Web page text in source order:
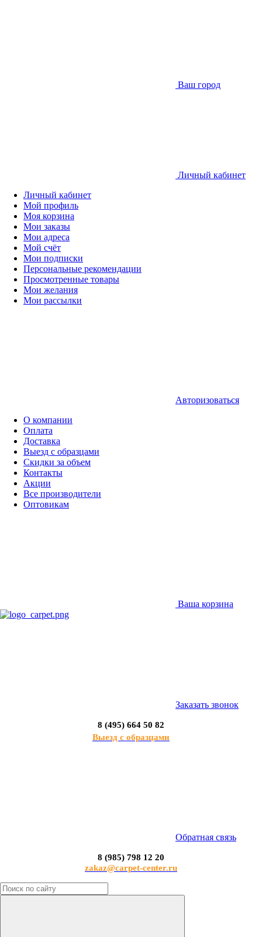
Ваш город
Личный кабинет
Личный кабинет
Мой профиль
Моя корзина
Мои заказы
Мои адреса
Мой счёт
Мои подписки
Персональные рекомендации
Просмотренные товары
Мои желания
Мои рассылки
Авторизоваться
О компании
Оплата
Доставка
Выезд с образцами
Скидки за объем
Контакты
Акции
Все производители
Оптовикам
Ваша корзина
Заказать звонок
8 (495) 664 50 82
Выезд с образцами
Обратная связь
8 (985) 798 12 20
zakaz@carpet-center.ru